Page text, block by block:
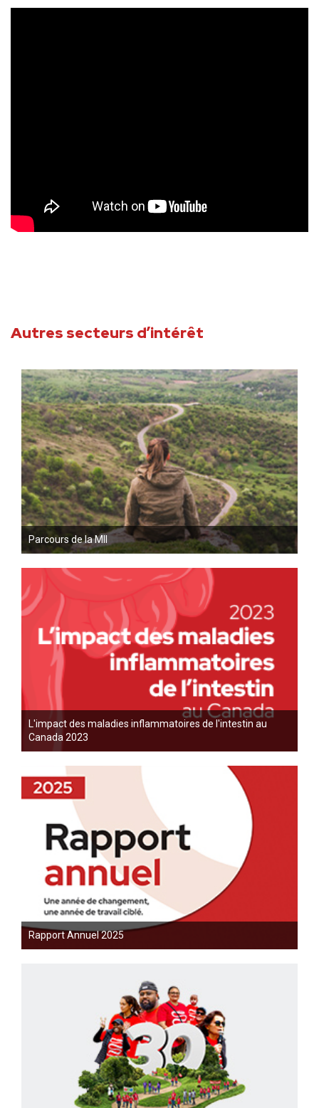
Autres secteurs d’intérêt
Parcours de la MII
L'impact des maladies inflammatoires de l'intestin au
Canada 2023
Rapport Annuel 2025